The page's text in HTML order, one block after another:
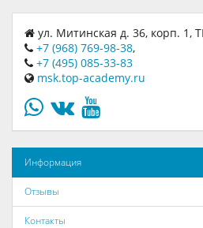
ул. Митинская д. 36, корп. 1,
+7 (968) 769-98-38,
+7 (495) 085-33-83
msk.top-academy.ru
Информация
Отзывы
Контакты